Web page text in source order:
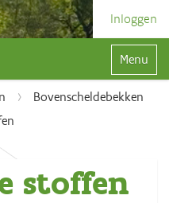
Inloggen
Klap
Bovenscheldebekken
stoffen